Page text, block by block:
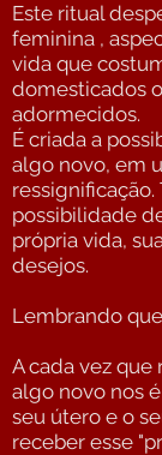
Este ritual
feminina ,
vida que
domesticados
adormecidos.
É criada a
algo novo, em
ressignificação.
possibilidade
própria vida,
desejos.
Lembrando
A cada vez que
algo novo nos
seu útero e o
receber esse